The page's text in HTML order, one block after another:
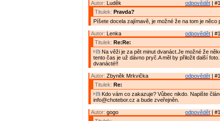
odpovědět |
Autor: Luděk
Titulek: Pravda?
Píšete docela zajímavě, je možné že na tom je něco
odpovědět |
Autor: Lenka
Titulek: Re:Re:
Na věži je za pět minut dvanáct.Je možné že
tento čas je už dávno pryč.A měl by přiložit další
dvanácté!!
odpovědět |
Autor: Zbyněk Mrkvička
Titulek: Re:
Kdo vám co zakazuje? Vůbec nikdo. Napište
info@chotebor.cz a bude zveřejněn.
odpovědět |
Autor: gogo